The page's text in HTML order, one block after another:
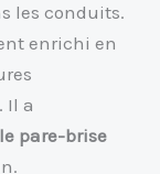
les conduits.
enrichi en
Il a
pare-brise